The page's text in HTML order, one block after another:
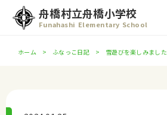
舟橋村立舟橋小学校
Funahashi Elementary School
ホーム ふなっこ日記 雪遊びを楽しみました